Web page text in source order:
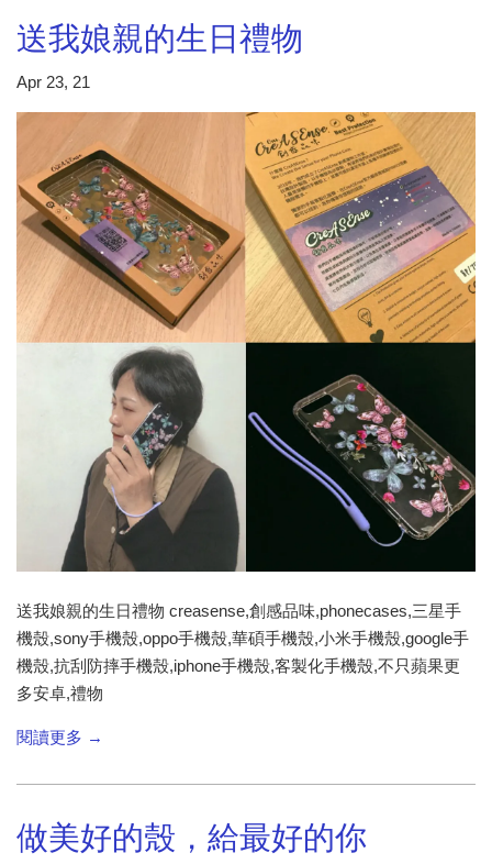
送我娘親的生日禮物
Apr 23, 21
送我娘親的生日禮物 creasense,創感品味,phonecases,三星手
機殼,sony手機殼,oppo手機殼,華碩手機殼,小米手機殼,google手
機殼,抗刮防摔手機殼,iphone手機殼,客製化手機殼,不只蘋果更
多安卓,禮物
閱讀更多 →
做美好的殼，給最好的你​